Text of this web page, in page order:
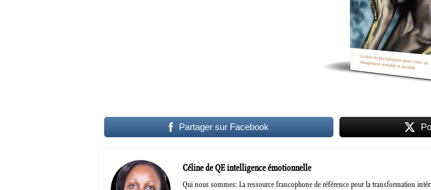
Partager sur Facebook
Céline de QE intelligence émotionnelle
Qui nous sommes: La ressource francophone de référence pour la transformation